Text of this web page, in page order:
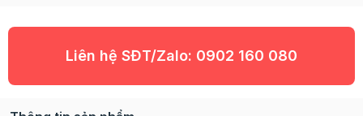
Liên hệ SĐT/Zalo: 0902 160 080